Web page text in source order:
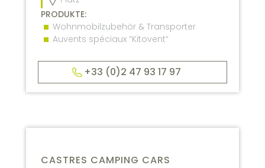
PRODUKTE:
Wohnmobilzubehör & Transporter
Auvents spéciaux “Kitovent“
+33 (0)2 47 93 17 97
CASTRES CAMPING CARS